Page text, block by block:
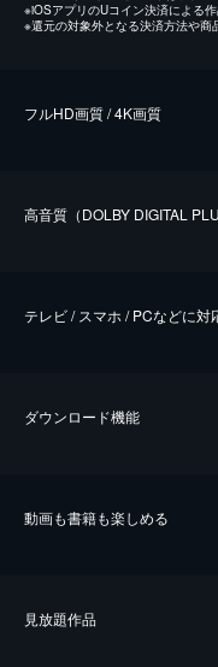
※iOSアプリのUコイン決済による
※還元の対象外となる決済方法や商
フルHD画質 / 4K画質
⾼⾳質（DOLBY DIGITAL
テレビ / スマホ / PCなどに対
ダウンロード機能
動画も書籍も楽しめる
⾒放題作品